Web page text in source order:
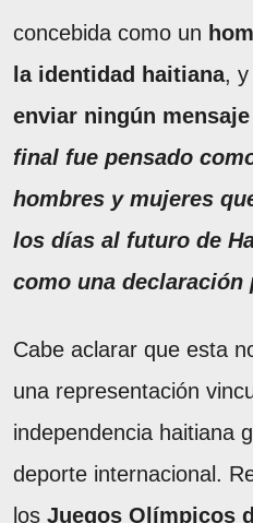
concebida como un
la identidad haitiana, y
enviar ningún
final fue pensado
hombres y mujeres
los días al futuro de
como una declaración
Cabe aclarar que esta
una representación
independencia haitiana
deporte internacional.
los Juegos Olímpicos